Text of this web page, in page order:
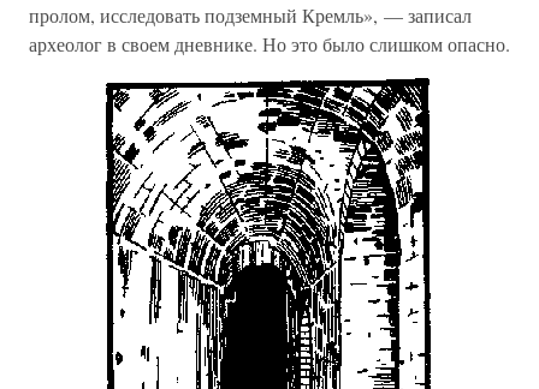
пролом, исследовать подземный Кремль», — записал
археолог в своем дневнике. Но это было слишком опасно.